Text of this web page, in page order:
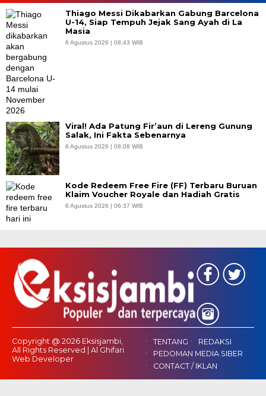
Thiago Messi Dikabarkan Gabung Barcelona
U-14, Siap Tempuh Jejak Sang Ayah di La
Masia
6 Agustus 2026 | 08:43 WIB
Viral! Ada Patung Fir’aun di Lereng Gunung
Salak, Ini Fakta Sebenarnya
6 Agustus 2026 | 08:08 WIB
Kode Redeem Free Fire (FF) Terbaru Buruan
Klaim Voucher Royale dan Hadiah Gratis
6 Agustus 2026 | 06:37 WIB
Copyright @ 2026 Eksisjambi,
All Rights Reserved | Al Ghifari
Web Developer
TENTANG
REDAKSI
PEDOMAN MEDIA SIBER
CONTACT / IKLAN